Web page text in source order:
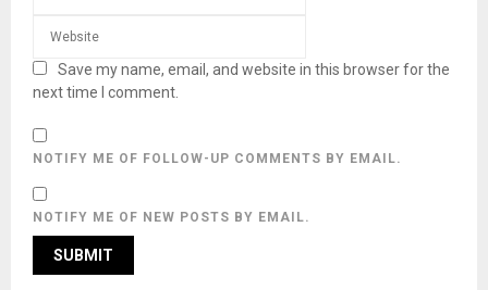
Save my name, email, and website in this browser for the
next time I comment.
NOTIFY ME OF FOLLOW-UP COMMENTS BY EMAIL.
NOTIFY ME OF NEW POSTS BY EMAIL.